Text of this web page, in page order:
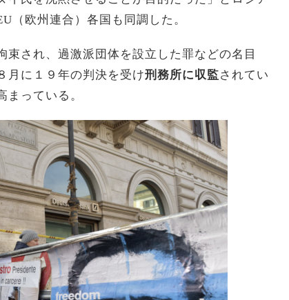
（欧州連合）各国も同調した。
され、過激派団体を設立した罪などの名目
月に１９年の判決を受け刑務所に収監されてい
まっている。